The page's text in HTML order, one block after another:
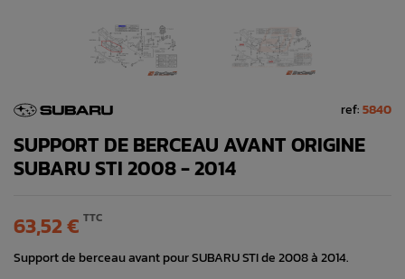
ref:5840
SUPPORT DE BERCEAU AVANT ORIGINE
SUBARU STI 2008 - 2014
63,52 € TTC
Support de berceau avant pour SUBARU STI de 2008 à 2014.